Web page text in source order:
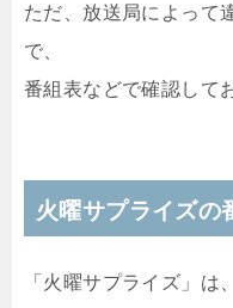
ただ、放送局によって
で、
番組表などで確認して
火曜サプライズの
「火曜サプライズ」は